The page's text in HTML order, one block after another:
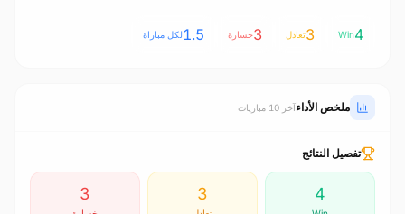
4
Win
3تعادل 3خسارة 1.5لكل مباراة
ملخص الأداءآخر 10 مباريات
تفصيل النتائج
4
3
3